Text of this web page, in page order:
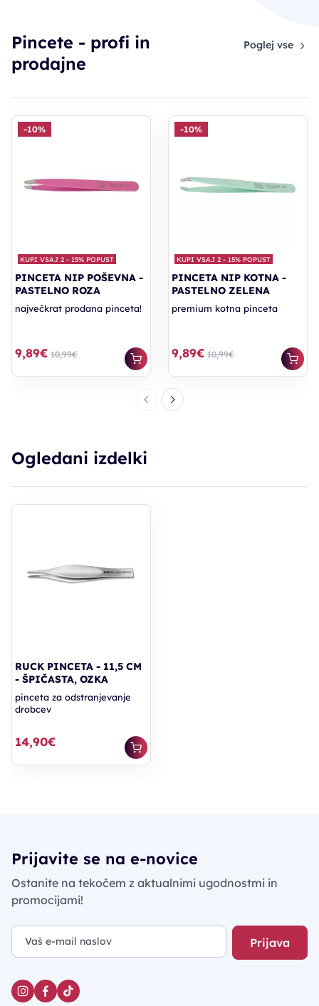
Pincete - profi in
prodajne
Poglej vse
KUPI VSAJ 2 - 15% POPUST
-10%
PINCETA NIP POŠEVNA -
PASTELNO ROZA
največkrat prodana pinceta!
9,89€ 10,99€
KUPI VSAJ 2 - 15% POPUST
-10%
PINCETA NIP KOTNA -
PASTELNO ZELENA
premium kotna pinceta
9,89€ 10,99€
Ogledani izdelki
RUCK PINCETA - 11,5 CM
- ŠPIČASTA, OZKA
pinceta za odstranjevanje
drobcev
14,90€
Prijavite se na e-novice
Ostanite na tekočem z aktualnimi ugodnostmi in
promocijami!
Prijava